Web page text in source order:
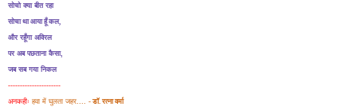
सोचो क्या बीत रहा
सोचा था आया हूँ कल,
और रहूँगा अविरल
पर अब पछताना कैसा,
जब सब गया निकल
----------------------
अनकहीः हवा में घुलता जहर.... - डॉ. रत्ना वर्मा